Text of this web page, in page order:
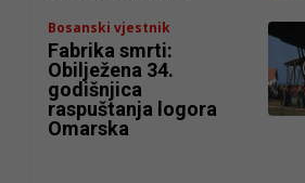
Bosanski vjestnik
Fabrika smrti:
Obilježena 34.
godišnjica
raspuštanja logora
Omarska